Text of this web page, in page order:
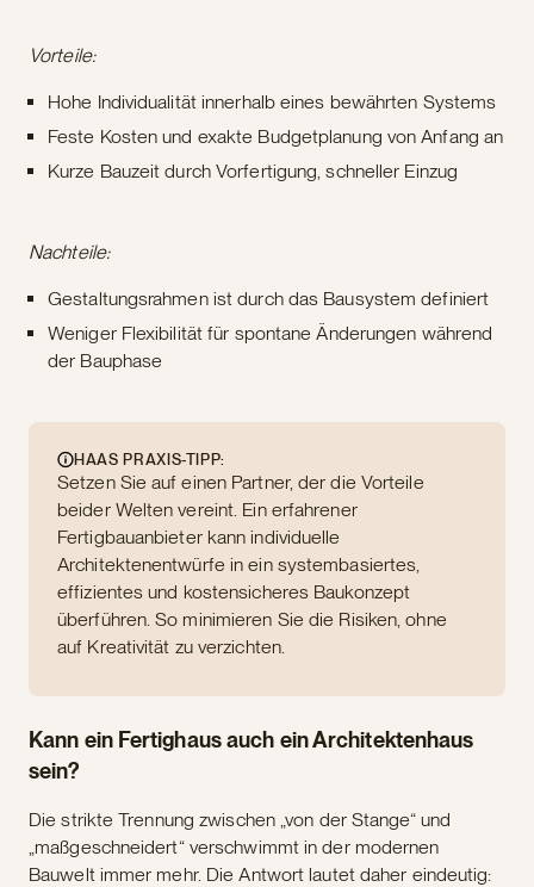
Vorteile:
Hohe Individualität innerhalb eines bewährten Systems
Feste Kosten und exakte Budgetplanung von Anfang an
Kurze Bauzeit durch Vorfertigung, schneller Einzug
Nachteile:
Gestaltungsrahmen ist durch das Bausystem definiert
Weniger Flexibilität für spontane Änderungen während
der Bauphase
HAAS PRAXIS-TIPP:
Setzen Sie auf einen Partner, der die Vorteile
beider Welten vereint. Ein erfahrener
Fertigbauanbieter kann individuelle
Architektenentwürfe in ein systembasiertes,
effizientes und kostensicheres Baukonzept
überführen. So minimieren Sie die Risiken, ohne
auf Kreativität zu verzichten.
Kann ein Fertighaus auch ein Architektenhaus
sein?
Die strikte Trennung zwischen „von der Stange“ und
„maßgeschneidert“ verschwimmt in der modernen
Bauwelt immer mehr. Die Antwort lautet daher eindeutig: